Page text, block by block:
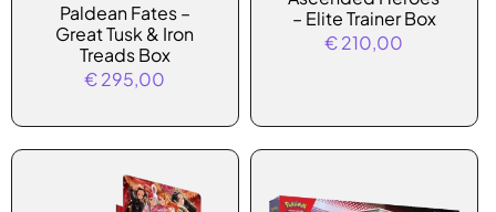
Paldean Fates –
Great Tusk & Iron
Treads Box
€295,00
– Elite Trainer Box
€210,00